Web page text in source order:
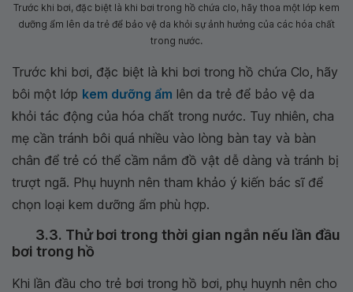
Trước khi bơi, đặc biệt là khi bơi trong hồ chứa clo, hãy thoa một lớp kem
dưỡng ẩm lên da trẻ để bảo vệ da khỏi sự ảnh hưởng của các hóa chất
trong nước.
Trước khi bơi, đặc biệt là khi bơi trong hồ chứa Clo, hãy
bôi một lớp kem dưỡng ẩm lên da trẻ để bảo vệ da
khỏi tác động của hóa chất trong nước. Tuy nhiên, cha
mẹ cần tránh bôi quá nhiều vào lòng bàn tay và bàn
chân để trẻ có thể cầm nắm đồ vật dễ dàng và tránh bị
trượt ngã. Phụ huynh nên tham khảo ý kiến bác sĩ để
chọn loại kem dưỡng ẩm phù hợp.
3.3. Thử bơi trong thời gian ngắn nếu lần đầu
bơi trong hồ
Khi lần đầu cho trẻ bơi trong hồ bơi, phụ huynh nên cho